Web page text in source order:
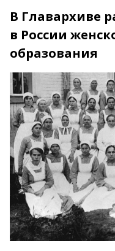
В Главархиве
в России
образования